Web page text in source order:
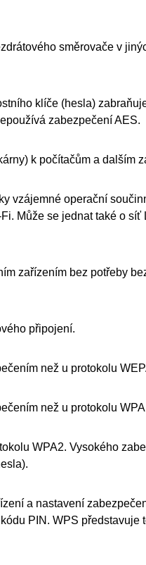
směrovače v
klíče (hesla)
zabezpečení AES.
) k počítačům a dalším
vzájemné operační
. Může se jednat také o síť
zařízením bez potřeby
připojení.
než u protokolu WEP.
než u protokolu WPA
WPA2. Vysokého
a nastavení
PIN . WPS představuje